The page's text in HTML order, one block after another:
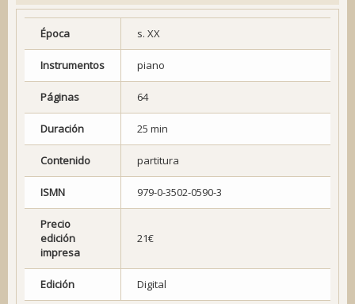
Época s. XX
Instrumentos piano
Páginas 64
Duración 25 min
Contenido partitura
ISMN 979-0-3502-0590-3
Precio
edición
impresa
21€
Edición Digital